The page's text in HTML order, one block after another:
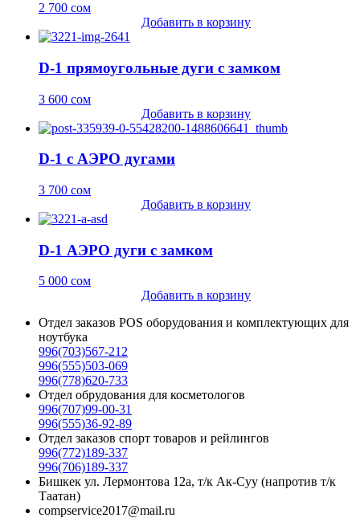
2 700 сом
Добавить в корзину
D-1 прямоугольные дуги с замком
3 600 сом
Добавить в корзину
D-1 с АЭРО дугами
3 700 сом
Добавить в корзину
D-1 АЭРО дуги с замком
5 000 сом
Добавить в корзину
Отдел заказов POS оборудования и комплектующих для
ноутбука
996(703)567-212
996(555)503-069
996(778)620-733
Отдел обрудования для косметологов
996(707)99-00-31
996(555)36-92-89
Отдел заказов спорт товаров и рейлингов
996(772)189-337
996(706)189-337
Бишкек ул. Лермонтова 12а, т/к Ак-Суу (напротив т/к
Таатан)
compservice2017@mail.ru